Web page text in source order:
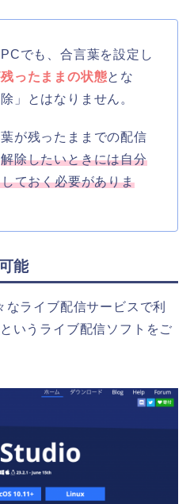
でも、合言葉を設定し
ったままの状態とな
」とはなりません。
が残ったままでの配信
解除したいときには自分
ておく必要がありま
能
ライブ配信サービスで利
というライブ配信ソフトをご